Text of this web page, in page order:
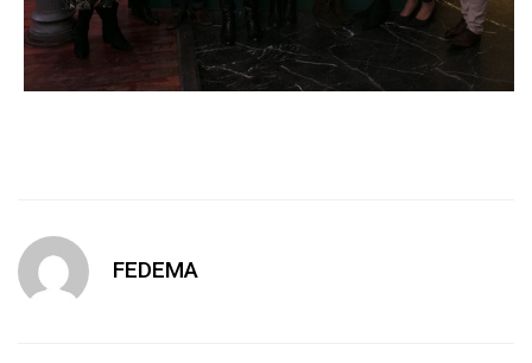
FEDEMA